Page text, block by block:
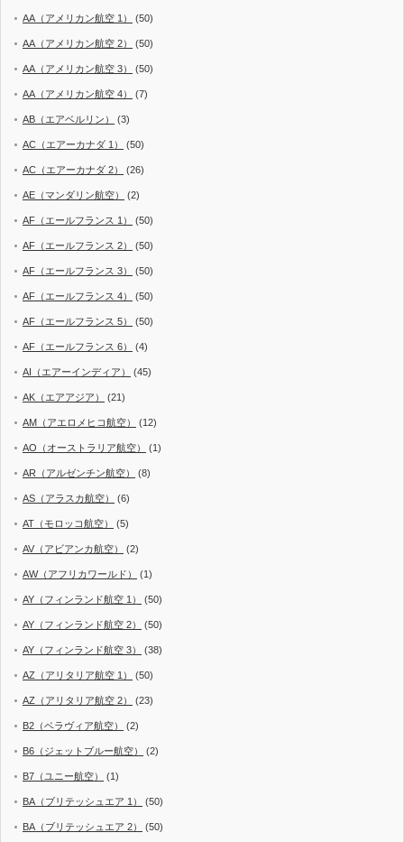
AA（アメリカン航空 1） (50)
AA（アメリカン航空 2） (50)
AA（アメリカン航空 3） (50)
AA（アメリカン航空 4） (7)
AB（エアベルリン） (3)
AC（エアーカナダ 1） (50)
AC（エアーカナダ 2） (26)
AE（マンダリン航空） (2)
AF（エールフランス 1） (50)
AF（エールフランス 2） (50)
AF（エールフランス 3） (50)
AF（エールフランス 4） (50)
AF（エールフランス 5） (50)
AF（エールフランス 6） (4)
AI（エアーインディア） (45)
AK（エアアジア） (21)
AM（アエロメヒコ航空） (12)
AO（オーストラリア航空） (1)
AR（アルゼンチン航空） (8)
AS（アラスカ航空） (6)
AT（モロッコ航空） (5)
AV（アビアンカ航空） (2)
AW（アフリカワールド） (1)
AY（フィンランド航空 1） (50)
AY（フィンランド航空 2） (50)
AY（フィンランド航空 3） (38)
AZ（アリタリア航空 1） (50)
AZ（アリタリア航空 2） (23)
B2（ベラヴィア航空） (2)
B6（ジェットブルー航空） (2)
B7（ユニー航空） (1)
BA（ブリテッシュエア 1） (50)
BA（ブリテッシュエア 2） (50)